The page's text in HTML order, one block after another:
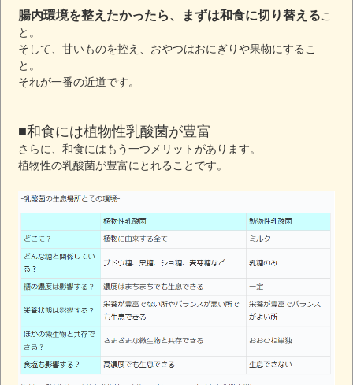
腸内環境を整えたかったら、まずは和食に切り替えるこ
と。
そして、甘いものを控え、おやつはおにぎりや果物にするこ
と。
それが一番の近道です。
■和食には植物性乳酸菌が豊富
さらに、和食にはもう一つメリットがあります。
植物性の乳酸菌が豊富にとれることです。